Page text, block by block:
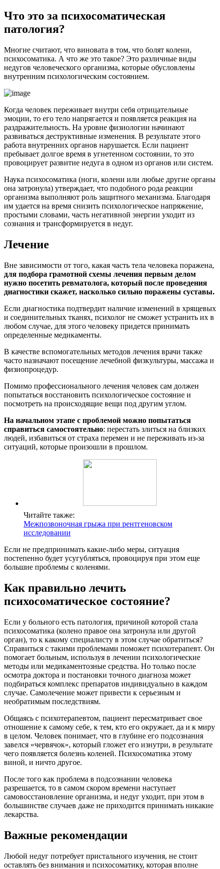
Что это за психосоматическая
патология?
Многие считают, что виновата в том, что болят колени,
психосоматика. А что же это такое? Это различные виды
недугов человеческого организма, которые обусловлены
внутренним психологическим состоянием.
Когда человек переживает внутри себя отрицательные
эмоции, то его тело напрягается и появляется реакция на
раздражительность. На уровне физиологии начинают
развиваться деструктивные изменения. В результате этого
работа внутренних органов нарушается. Если пациент
пребывает долгое время в угнетенном состоянии, то это
провоцирует развитие недуга в одном из органов или систем.
Наука психосоматика (ноги, колени или любые другие органы
она затронула) утверждает, что подобного рода реакции
организма выполняют роль защитного механизма. Благодаря
им удается на время снизить психологическое напряжение,
простыми словами, часть негативной энергии уходит из
сознания и трансформируется в недуг.
Лечение
Вне зависимости от того, какая часть тела человека поражена,
для подбора грамотной схемы лечения первым делом
нужно посетить ревматолога, который после проведения
диагностики скажет, насколько сильно поражены суставы.
Если диагностика подтвердит наличие изменений в хрящевых
и соединительных тканях, психолог не сможет устранить их в
любом случае, для этого человеку придется принимать
определенные медикаменты.
В качестве вспомогательных методов лечения врачи также
часто назначают посещение лечебной физкультуры, массажа и
физиопроцедур.
Помимо профессионального лечения человек сам должен
попытаться восстановить психологическое состояние и
посмотреть на происходящие вещи под другим углом.
На начальном этапе с проблемой можно попытаться
справиться самостоятельно: перестать злиться на близких
людей, избавиться от страха перемен и не переживать из-за
ситуаций, которые произошли в прошлом.
Читайте также:
Межпозвоночная грыжа при рентгеновском
исследовании
Если не предпринимать какие-либо меры, ситуация
постепенно будет усугубляться, провоцируя при этом еще
большие проблемы с коленями.
Как правильно лечить
психосоматическое состояние?
Если у больного есть патология, причиной которой стала
психосоматика (колено правое она затронула или другой
орган), то к какому специалисту в этом случае обратиться?
Справиться с такими проблемами поможет психотерапевт. Он
помогает больным, используя в лечении психологические
методы или медикаментозные средства. Но только после
осмотра доктора и постановки точного диагноза может
подбираться комплекс препаратов индивидуально в каждом
случае. Самолечение может привести к серьезным и
необратимым последствиям.
Общаясь с психотерапевтом, пациент пересматривает свое
отношение к самому себе, к тем, кто его окружает, да и к миру
в целом. Человек понимает, что в глубине его подсознания
завелся «червячок», который гложет его изнутри, в результате
чего появляется болезнь коленей. Психосоматика этому
виной, и ничто другое.
После того как проблема в подсознании человека
разрешается, то в самом скором времени наступает
самовосстановление организма, и недуг уходит, при этом в
большинстве случаев даже не приходится принимать никакие
лекарства.
Важные рекомендации
Любой недуг потребует пристального изучения, не стоит
оставлять без внимания и психосоматику, которая вполне